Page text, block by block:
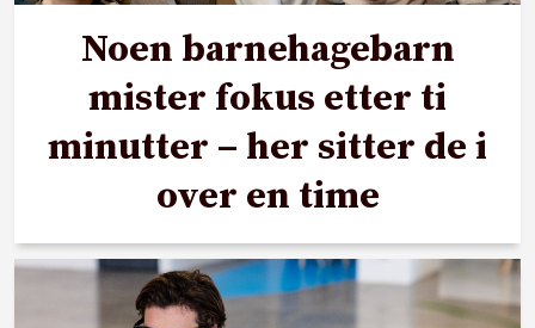
Noen barnehagebarn
mister fokus etter ti
minutter – her sitter de i
over en time